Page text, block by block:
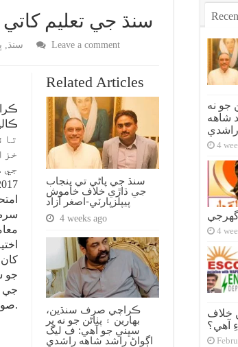
سنڌ جي تعليم
سنڌ,
Leave a comment
Related Articles
سنڌ جي پاڻي تي پنجاب
جي ڌاڙي خلاف خاموش
پيپلزپارٽي-اصغر آزاد
4 weeks ago
ڪراچي صرف سنڌين،
بهارين ۽ پٺاڻن جو نه پر
سڀني جو آهي: ف ليگ
اڳواڻ راشد شاهه راشدي
جو
جي
صورت ۾ ڪارروائي ڪئي ويندي.
جو نه
شاهه
راشدي
4
4
خلاف
آهي؟